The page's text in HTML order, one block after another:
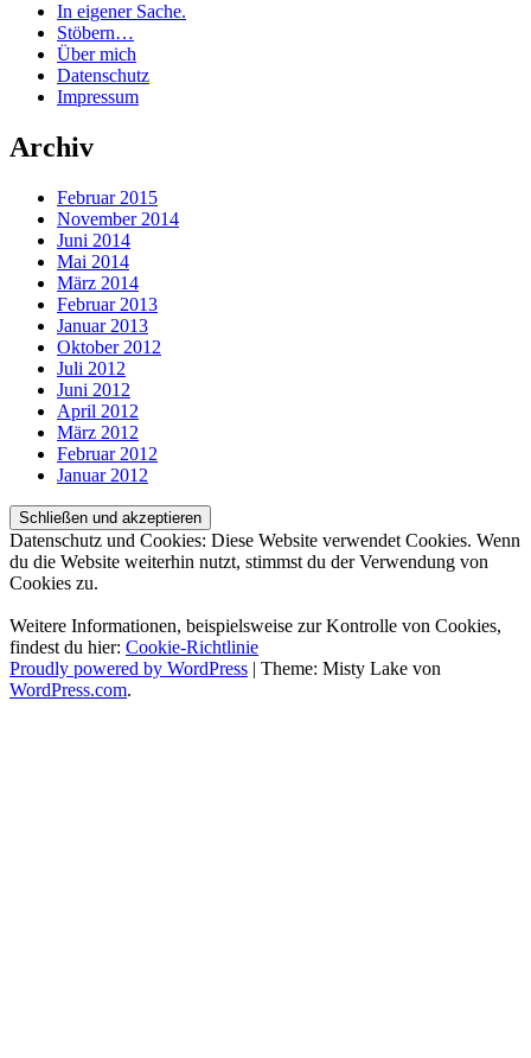
In eigener Sache.
Stöbern…
Über mich
Datenschutz
Impressum
Archiv
Februar 2015
November 2014
Juni 2014
Mai 2014
März 2014
Februar 2013
Januar 2013
Oktober 2012
Juli 2012
Juni 2012
April 2012
März 2012
Februar 2012
Januar 2012
Datenschutz und Cookies: Diese Website verwendet Cookies. Wenn
du die Website weiterhin nutzt, stimmst du der Verwendung von
Cookies zu.
Weitere Informationen, beispielsweise zur Kontrolle von Cookies,
findest du hier: Cookie-Richtlinie
Proudly powered by WordPress | Theme: Misty Lake von
WordPress.com.